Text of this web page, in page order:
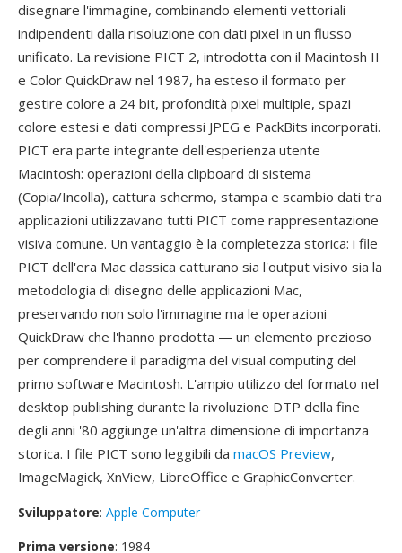
disegnare l'immagine, combinando elementi vettoriali
indipendenti dalla risoluzione con dati pixel in un flusso
unificato. La revisione PICT 2, introdotta con il Macintosh II
e Color QuickDraw nel 1987, ha esteso il formato per
gestire colore a 24 bit, profondità pixel multiple, spazi
colore estesi e dati compressi JPEG e PackBits incorporati.
PICT era parte integrante dell'esperienza utente
Macintosh: operazioni della clipboard di sistema
(Copia/Incolla), cattura schermo, stampa e scambio dati tra
applicazioni utilizzavano tutti PICT come rappresentazione
visiva comune. Un vantaggio è la completezza storica: i file
PICT dell'era Mac classica catturano sia l'output visivo sia la
metodologia di disegno delle applicazioni Mac,
preservando non solo l'immagine ma le operazioni
QuickDraw che l'hanno prodotta — un elemento prezioso
per comprendere il paradigma del visual computing del
primo software Macintosh. L'ampio utilizzo del formato nel
desktop publishing durante la rivoluzione DTP della fine
degli anni '80 aggiunge un'altra dimensione di importanza
storica. I file PICT sono leggibili da macOS Preview,
ImageMagick, XnView, LibreOffice e GraphicConverter.
Sviluppatore: Apple Computer
Prima versione: 1984